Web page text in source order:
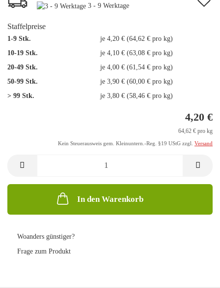
3 - 9 Werktage
Staffelpreise
1-9 Stk.
je 4,20 € (64,62 € pro kg)
10-19 Stk.
je 4,10 € (63,08 € pro kg)
20-49 Stk.
je 4,00 € (61,54 € pro kg)
50-99 Stk.
je 3,90 € (60,00 € pro kg)
> 99 Stk.
je 3,80 € (58,46 € pro kg)
4,20 €
64,62 € pro kg
Kein Steuerausweis gem. Kleinuntern.-Reg. §19 UStG zzgl. Versand
In den Warenkorb
Woanders günstiger?
Frage zum Produkt